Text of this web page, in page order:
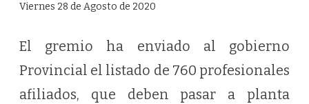
Viernes 28 de Agosto de 2020
El gremio ha enviado al gobierno
Provincial el listado de 760 profesionales
afiliados, que deben pasar a planta